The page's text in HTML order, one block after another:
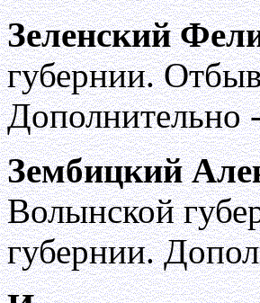
Зеленский
губернии.
Дополнительно
Зембицкий
Волынской
губернии.